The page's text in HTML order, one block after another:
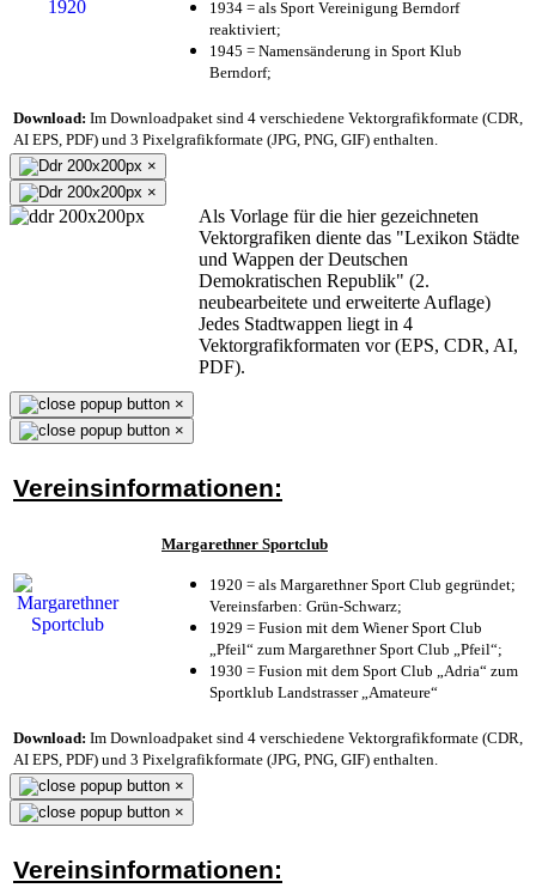
1934 = als Sport Vereinigung Berndorf
reaktiviert;
1945 = Namensänderung in Sport Klub
Berndorf;
Download: Im Downloadpaket sind 4 verschiedene Vektorgrafikformate (CDR,
AI EPS, PDF) und 3 Pixelgrafikformate (JPG, PNG, GIF) enthalten.
×
×
Als Vorlage für die hier gezeichneten
Vektorgrafiken diente das "Lexikon Städte
und Wappen der Deutschen
Demokratischen Republik" (2.
neubearbeitete und erweiterte Auflage)
Jedes Stadtwappen liegt in 4
Vektorgrafikformaten vor (EPS, CDR, AI,
PDF).
×
×
Vereinsinformationen:
Margarethner Sportclub
1920 = als Margarethner Sport Club gegründet;
Vereinsfarben: Grün-Schwarz;
1929 = Fusion mit dem Wiener Sport Club
„Pfeil“ zum Margarethner Sport Club „Pfeil“;
1930 = Fusion mit dem Sport Club „Adria“ zum
Sportklub Landstrasser „Amateure“
Download: Im Downloadpaket sind 4 verschiedene Vektorgrafikformate (CDR,
AI EPS, PDF) und 3 Pixelgrafikformate (JPG, PNG, GIF) enthalten.
×
×
Vereinsinformationen: